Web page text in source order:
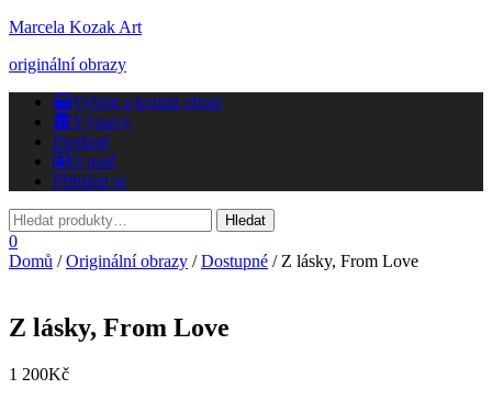
Marcela Kozak Art
originální obrazy
Přepnout
navigaci
Vybrat a koupit obraz
Výstavy
Prodané
O mně
Přihlásit se
0
Domů /Originální obrazy /Dostupné / Z lásky, From Love
Z lásky, From Love
1 200Kč